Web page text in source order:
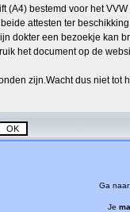
(A4) bestemd voor het
attesten ter
dokter een bezoekje kan
het document op de
zijn.Wacht dus niet tot
Ga naar:
Je